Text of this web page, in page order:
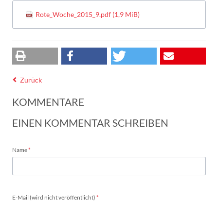
Rote_Woche_2015_9.pdf (1,9 MiB)
Zurück
KOMMENTARE
EINEN KOMMENTAR SCHREIBEN
Pflichtfeld
Name*
Pflichtfeld
E-Mail (wird nicht veröffentlicht) *